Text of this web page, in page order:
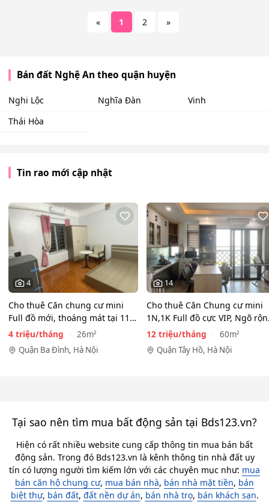
« 1 2 »
Bán đất Nghệ An theo quận huyện
Nghi Lộc Nghĩa Đàn
Vinh
Thái Hòa
Tin rao mới cập nhật
4
Cho thuê Căn chung cư mini
Full đồ mới, thoáng mát tại 116
Phan Kế Bính, Ba…
4 triệu/tháng
26m²
Quận Ba Đình, Hà Nội
14
Cho thuê Căn Chung cư mini
1N,1K Full đồ cực VIP, Ngõ
View toàn mặt hồ…
12 triệu/tháng
60m²
Quận Tây Hồ, Hà Nội
Tại sao nên tìm mua bất động sản tại Bds123.vn?
Hiện có rất nhiều website cung cấp thông tin mua bán bất
động sản. Trong đó Bds123.vn là kênh thông tin nhà đất uy
tín có lượng người tìm kiếm lớn với các chuyên mục như: mua
bán căn hộ chung cư, mua bán nhà, bán nhà mặt tiền, bán
biệt thự, bán đất, đất nền dự án, bán nhà trọ, bán khách sạn.